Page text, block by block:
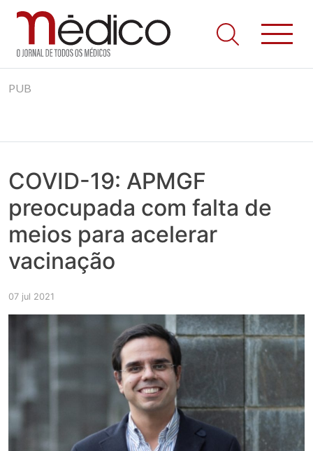
to
Jornal Médico
Médico – O Jornal de Todos os Médicos. Onde as notícias
realmente contam! Tudo o que se passa na Saúde!
PUB
COVID-19: APMGF
preocupada com falta de
meios para acelerar
vacinação
07 jul 2021